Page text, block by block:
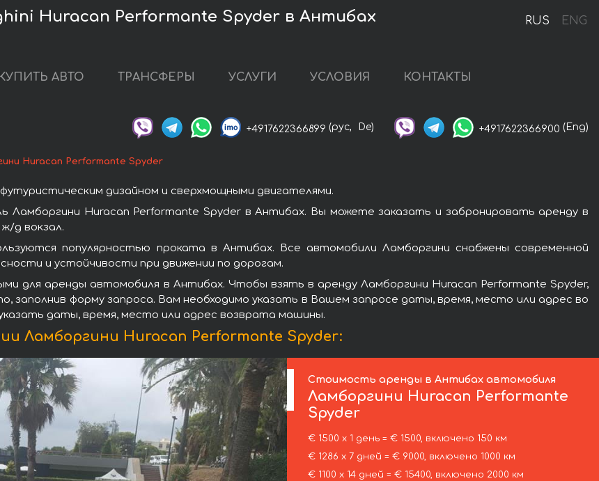
RUS ENG
Huracan Performante Spyder в Антибах
КУПИТЬ АВТО ТРАНСФЕРЫ УСЛУГИ УСЛОВИЯ КОНТАКТЫ
+4917622366899 (рус, De) +4917622366900 (Eng)
Huracan Performante Spyder
дизайном и сверхмощными двигателями.
Huracan Performante Spyder в Антибах. Вы можете заказать и забронировать аренду в
д вокзал.
популярностью проката в Антибах. Все автомобили Ламборгини снабжены современной
и устойчивости при движении по дорогам.
для аренды автомобиля в Антибах. Чтобы взять в аренду Ламборгини Huracan Performante Spyder,
заполнив форму запроса. Вам необходимо указать в Вашем запросе даты, время, место или адрес во
даты, время, место или адрес возврата машины.
Ламборгини Huracan Performante Spyder:
Стоимость аренды в Антибах автомобиля
Ламборгини Huracan Performante
Spyder
€ 1500 х 1 день = € 1500, включено 150 км
€ 1286 х 7 дней = € 9000, включено 1000 км
€ 1100 х 14 дней = € 15400, включено 2000 км